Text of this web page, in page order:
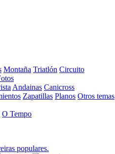
Montaña Triatlón Circuito
Andainas Canicross
Zapatillas Planos Otros temas
O Tempo